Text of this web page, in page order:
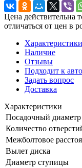
Цена действительна
отличаться от цен в
Характеристики
Наличие
Отзывы
Подходит к авто
Задать вопрос
Доставка
Характеристики
Посадочный диаметр
Количество
Межболтовое
Вылет диска
Диаметр ступицы